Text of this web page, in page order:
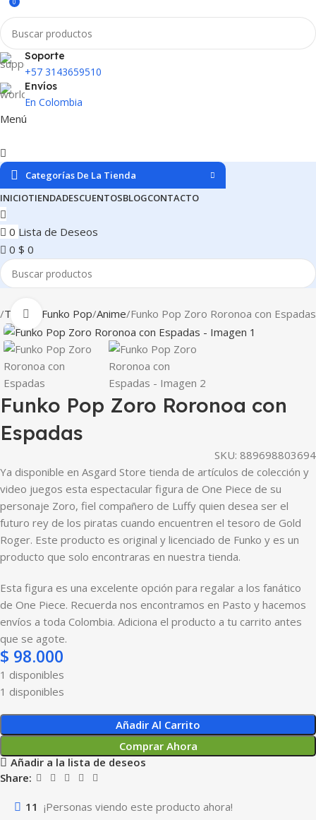
Soporte
+57 3143659510
Envíos
En Colombia
Menú
Categorías De La Tienda
INICIOTIENDADESCUENTOSBLOGCONTACTO
0 Lista de Deseos
0 $ 0
Tienda Funko Pop Anime Funko Pop Zoro Roronoa con Espadas
Clic para ampliar
Funko Pop Zoro Roronoa con
Espadas
SKU: 889698803694
Ya disponible en Asgard Store tienda de artículos de colección y
video juegos esta espectacular figura de One Piece de su
personaje Zoro, fiel compañero de Luffy quien desea ser el
futuro rey de los piratas cuando encuentren el tesoro de Gold
Roger. Este producto es original y licenciado de Funko y es un
producto que solo encontraras en nuestra tienda.
Esta figura es una excelente opción para regalar a los fanático
de One Piece. Recuerda nos encontramos en Pasto y hacemos
envíos a toda Colombia. Adiciona el producto a tu carrito antes
que se agote.
$ 98.000
1 disponibles
1 disponibles
Añadir Al Carrito
Comprar Ahora
Añadir a la lista de deseos
Share:
11 ¡Personas viendo este producto ahora!